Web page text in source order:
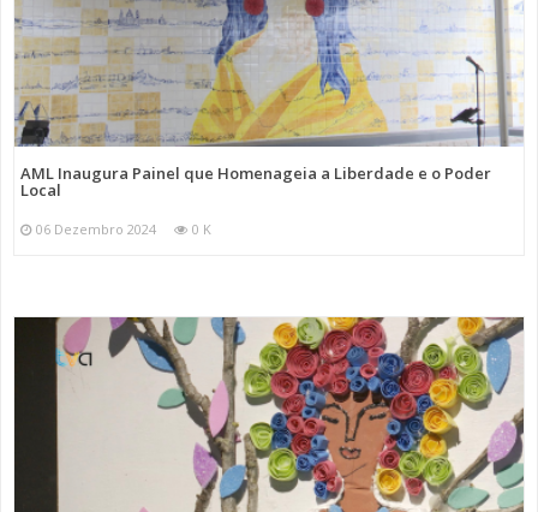
AML Inaugura Painel que Homenageia a Liberdade e o Poder
Local
06 Dezembro 2024 0 K